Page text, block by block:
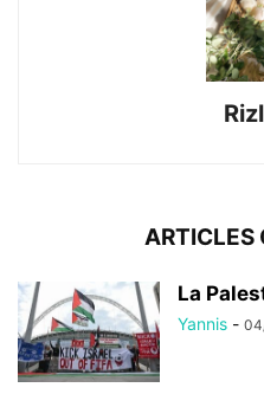
ARTICLES
La
Yannis -